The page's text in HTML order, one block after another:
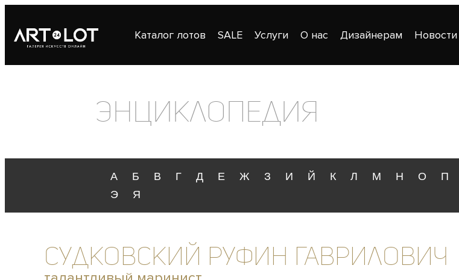
Каталог лотов SALE Услуги О нас Дизайнерам Новости
Энциклопедия
А Б В Г Д Е Ж З И Й К Л М Н О П
Э
Я
Судковский Руфин Гаврилович